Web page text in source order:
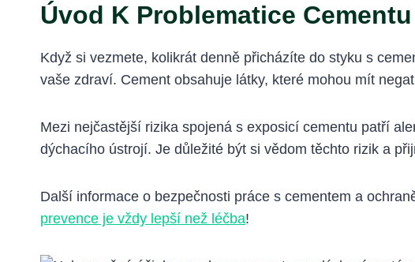
Úvod K Problematice
Když si vezmete, kolikrát denně přicházíte do styku s
vaše zdraví. Cement obsahuje látky, které mohou mít
Mezi nejčastější rizika spojená s exposicí cementu patří
dýchacího ústrojí. Je důležité být si vědom těchto rizik a
Další informace o bezpečnosti práce s cementem a
prevence je vždy lepší než léčba!